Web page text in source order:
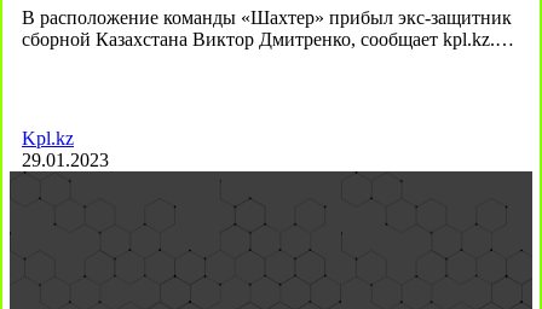
В расположение команды «Шахтер» прибыл экс-защитник
сборной Казахстана Виктор Дмитренко, сообщает kpl.kz.…
Kpl.kz
29.01.2023